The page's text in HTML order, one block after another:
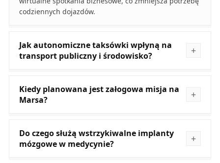
codziennych dojazdów.
Jak autonomiczne taksówki wpłyną na
transport publiczny i środowisko?
Kiedy planowana jest załogowa misja na
Marsa?
Do czego służą wstrzykiwalne implanty
mózgowe w medycynie?